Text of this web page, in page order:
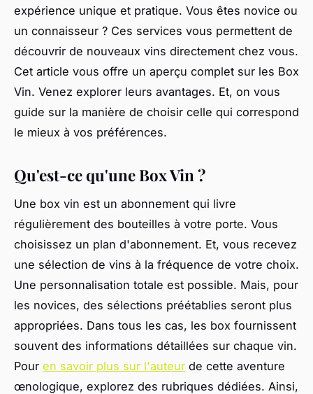
expérience unique et pratique. Vous êtes novice ou
un connaisseur ? Ces services vous permettent de
découvrir de nouveaux vins directement chez vous.
Cet article vous offre un aperçu complet sur les Box
Vin. Venez explorer leurs avantages. Et, on vous
guide sur la manière de choisir celle qui correspond
le mieux à vos préférences.
Qu'est-ce qu'une Box Vin ?
Une box vin est un abonnement qui livre
régulièrement des bouteilles à votre porte. Vous
choisissez un plan d'abonnement. Et, vous recevez
une sélection de vins à la fréquence de votre choix.
Une personnalisation totale est possible. Mais, pour
les novices, des sélections préétablies seront plus
appropriées. Dans tous les cas, les box fournissent
souvent des informations détaillées sur chaque vin.
Pour en savoir plus sur l'auteur de cette aventure
œnologique, explorez des rubriques dédiées. Ainsi,